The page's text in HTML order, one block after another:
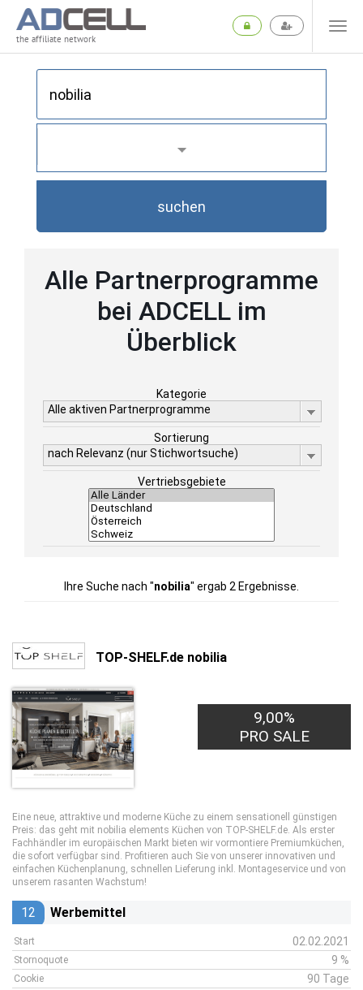
the affiliate network
suchen
Alle Partnerprogramme
bei ADCELL im
Überblick
Kategorie
Alle aktiven Partnerprogramme
Sortierung
nach Relevanz (nur Stichwortsuche)
Vertriebsgebiete
Ihre Suche nach "nobilia" ergab 2 Ergebnisse.
TOP-SHELF.de nobilia
9,00%
PRO SALE
Eine neue, attraktive und moderne Küche zu einem sensationell günstigen
Preis: das geht mit nobilia elements Küchen von TOP-SHELF.de. Als erster
Fachhändler im europäischen Markt bieten wir vormontiere Premiumküchen,
die sofort verfügbar sind. Profitieren auch Sie von unserer innovativen und
einfachen Küchenplanung, schnellen Lieferung inkl. Montageservice und von
unserem rasanten Wachstum!
12 Werbemittel
Start 02.02.2021
Stornoquote 9 %
Cookie 90 Tage